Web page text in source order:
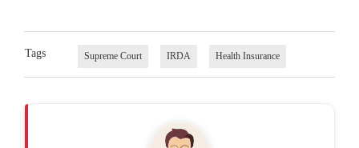
Tags Supreme Court IRDA Health Insurance